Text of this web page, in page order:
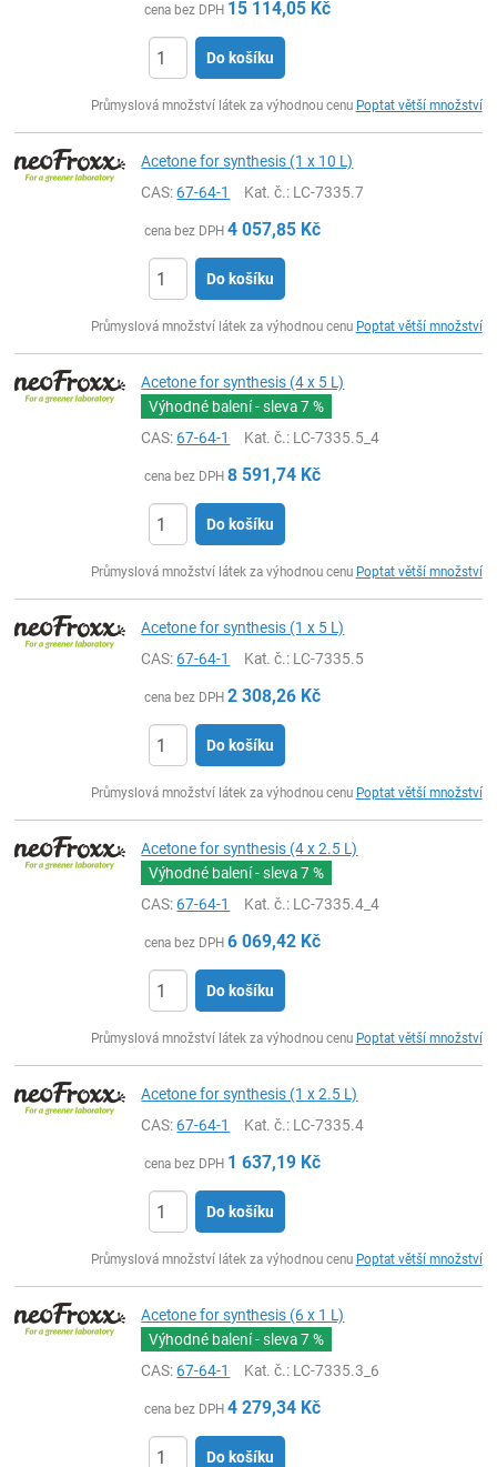
cena bez DPH 15 114,05 Kč
Do košíku
Průmyslová množství látek za výhodnou cenu Poptat větší množství
Acetone for synthesis (1 x 10 L)
CAS:67-64-1 Kat. č.: LC-7335.7
cena bez DPH 4 057,85 Kč
Do košíku
Průmyslová množství látek za výhodnou cenu Poptat větší množství
Acetone for synthesis (4 x 5 L)
Výhodné balení - sleva7 %
CAS:67-64-1 Kat. č.: LC-7335.5_4
cena bez DPH 8 591,74 Kč
Do košíku
Průmyslová množství látek za výhodnou cenu Poptat větší množství
Acetone for synthesis (1 x 5 L)
CAS:67-64-1 Kat. č.: LC-7335.5
cena bez DPH 2 308,26 Kč
Do košíku
Průmyslová množství látek za výhodnou cenu Poptat větší množství
Acetone for synthesis (4 x 2.5 L)
Výhodné balení - sleva7 %
CAS:67-64-1 Kat. č.: LC-7335.4_4
cena bez DPH 6 069,42 Kč
Do košíku
Průmyslová množství látek za výhodnou cenu Poptat větší množství
Acetone for synthesis (1 x 2.5 L)
CAS:67-64-1 Kat. č.: LC-7335.4
cena bez DPH 1 637,19 Kč
Do košíku
Průmyslová množství látek za výhodnou cenu Poptat větší množství
Acetone for synthesis (6 x 1 L)
Výhodné balení - sleva7 %
CAS:67-64-1 Kat. č.: LC-7335.3_6
cena bez DPH 4 279,34 Kč
Do košíku